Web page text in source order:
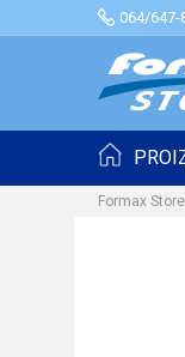
064/647-
Formax Store